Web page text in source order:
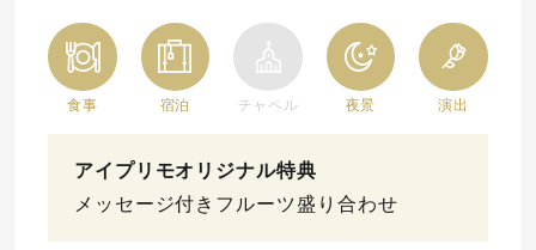
食事 宿泊 チャペル 夜景 演出
アイプリモオリジナル特典
メッセージ付きフルーツ盛り合わせ